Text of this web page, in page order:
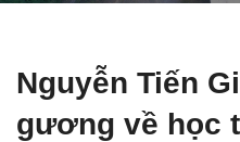
Nguyễn Tiến
gương về học